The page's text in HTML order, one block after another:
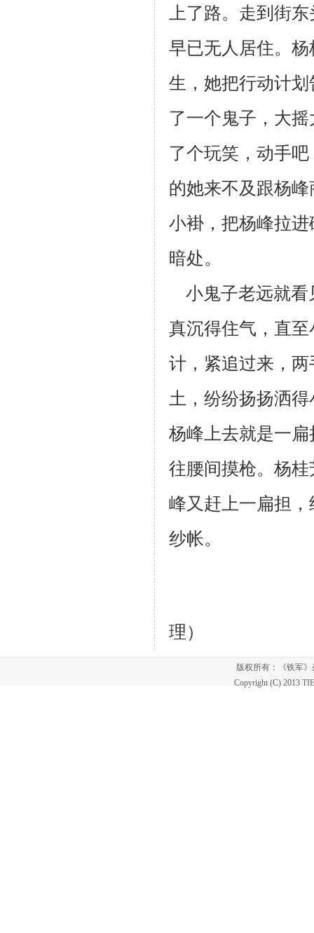
上了路。走到街
早已无人居住。
生，她把行动计划
了一个鬼子，大
了个玩笑，动手
的她来不及跟杨
小褂，把杨峰拉进
暗处。
小鬼子老远就看
真沉得住气，直
计，紧追过来，两
土，纷纷扬扬洒得
杨峰上去就是一
往腰间摸枪。杨
峰又赶上一扁担，
纱帐。
理）
版权所有：《铁军
Copyright (C) 2013